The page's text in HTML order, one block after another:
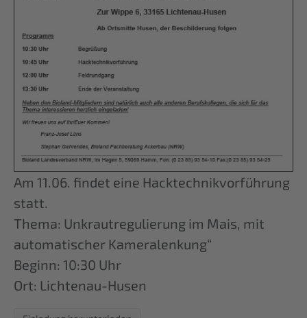
Am 11.06. findet eine Hacktechnikvorführung
statt.
Thema: Unkrautregulierung im Mais, mit
automatischer Kameralenkung“
Beginn: 10:30 Uhr
Ort: Lichtenau-Husen